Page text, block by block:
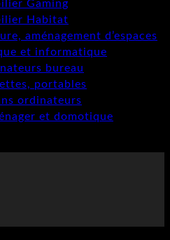
Gaming
Habitat
aménagement d’espaces
et informatique
bureau
portables
ordinateurs
et domotique